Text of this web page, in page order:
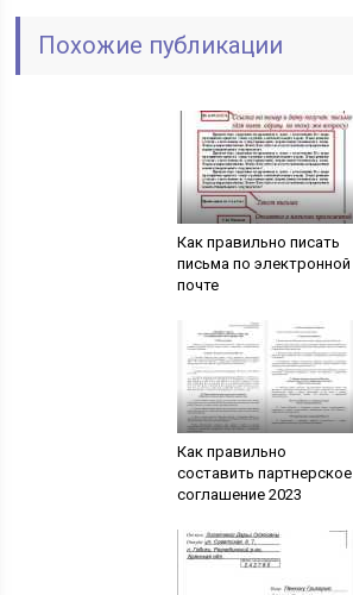
Похожие публикации
Как правильно писать
письма по электронной
почте
Как правильно
составить партнерское
соглашение 2023